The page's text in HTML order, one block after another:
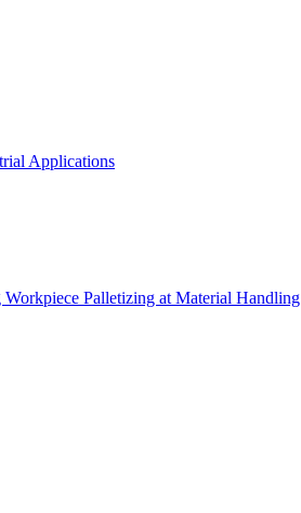
Applications
Palletizing at Material Handling